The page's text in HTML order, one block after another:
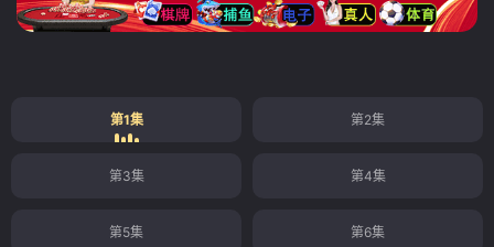
第1集 第2集
第3集 第4集
第5集 第6集